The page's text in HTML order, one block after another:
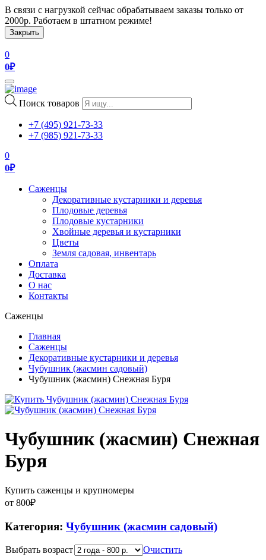
В связи с нагрузкой сейчас обрабатываем заказы только от
2000р. Работаем в штатном режиме!
Закрыть
0
0₽
Toggle
navigation
Поиск товаров
+7 (495) 921-73-33
+7 (985) 921-73-33
0
0₽
Саженцы
Декоративные кустарники и деревья
Плодовые деревья
Плодовые кустарники
Хвойные деревья и кустарники
Цветы
Земля садовая, инвентарь
Оплата
Доставка
О нас
Контакты
Саженцы
Главная
Саженцы
Декоративные кустарники и деревья
Чубушник (жасмин садовый)
Чубушник (жасмин) Снежная Буря
Чубушник (жасмин) Снежная
Буря
Купить саженцы и крупномеры
от 800₽
Категория: Чубушник (жасмин садовый)
Выбрать возраст Очистить